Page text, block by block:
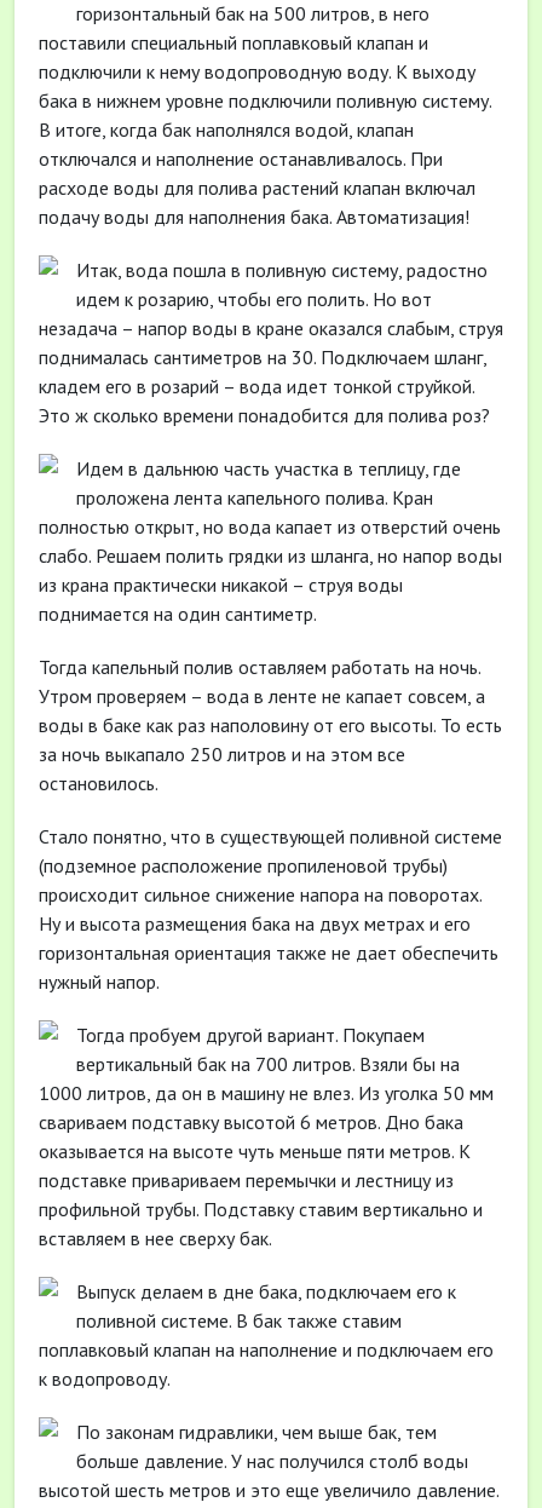
горизонтальный бак на 500 литров, в него
поставили специальный поплавковый клапан и
подключили к нему водопроводную воду. К выходу
бака в нижнем уровне подключили поливную систему.
В итоге, когда бак наполнялся водой, клапан
отключался и наполнение останавливалось. При
расходе воды для полива растений клапан включал
подачу воды для наполнения бака. Автоматизация!
Итак, вода пошла в поливную систему, радостно
идем к розарию, чтобы его полить. Но вот
незадача – напор воды в кране оказался слабым, струя
поднималась сантиметров на 30. Подключаем шланг,
кладем его в розарий – вода идет тонкой струйкой.
Это ж сколько времени понадобится для полива роз?
Идем в дальнюю часть участка в теплицу, где
проложена лента капельного полива. Кран
полностью открыт, но вода капает из отверстий очень
слабо. Решаем полить грядки из шланга, но напор воды
из крана практически никакой – струя воды
поднимается на один сантиметр.
Тогда капельный полив оставляем работать на ночь.
Утром проверяем – вода в ленте не капает совсем, а
воды в баке как раз наполовину от его высоты. То есть
за ночь выкапало 250 литров и на этом все
остановилось.
Стало понятно, что в существующей поливной системе
(подземное расположение пропиленовой трубы)
происходит сильное снижение напора на поворотах.
Ну и высота размещения бака на двух метрах и его
горизонтальная ориентация также не дает обеспечить
нужный напор.
Тогда пробуем другой вариант. Покупаем
вертикальный бак на 700 литров. Взяли бы на
1000 литров, да он в машину не влез. Из уголка 50 мм
свариваем подставку высотой 6 метров. Дно бака
оказывается на высоте чуть меньше пяти метров. К
подставке привариваем перемычки и лестницу из
профильной трубы. Подставку ставим вертикально и
вставляем в нее сверху бак.
Выпуск делаем в дне бака, подключаем его к
поливной системе. В бак также ставим
поплавковый клапан на наполнение и подключаем его
к водопроводу.
По законам гидравлики, чем выше бак, тем
больше давление. У нас получился столб воды
высотой шесть метров и это еще увеличило давление.